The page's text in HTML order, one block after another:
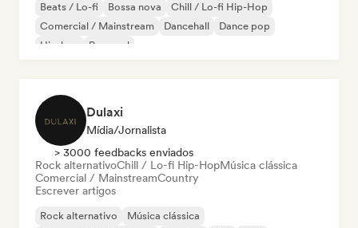
Beats / Lo-fi Bossa nova
Chill / Lo-fi Hip-Hop
Comercial / Mainstream
Dancehall
Dance pop
Hip-hop
Pop soul
Dulaxi
Mídia/Jornalista
> 3000 feedbacks enviados
Rock alternativoChill / Lo-fi Hip-HopMúsica clássica
Comercial / MainstreamCountry
Escrever artigos
Rock alternativo
Música clássica